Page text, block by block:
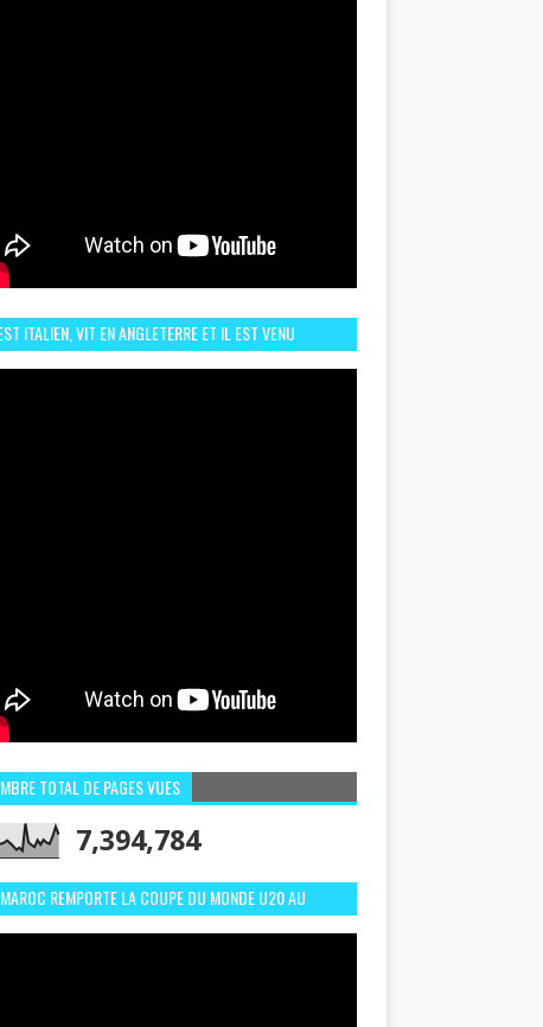
ITALIEN, VIT EN ANGLETERRE ET IL EST VENU
TOTAL DE PAGES VUES
7,394,784
REMPORTE LA COUPE DU MONDE U20 AU